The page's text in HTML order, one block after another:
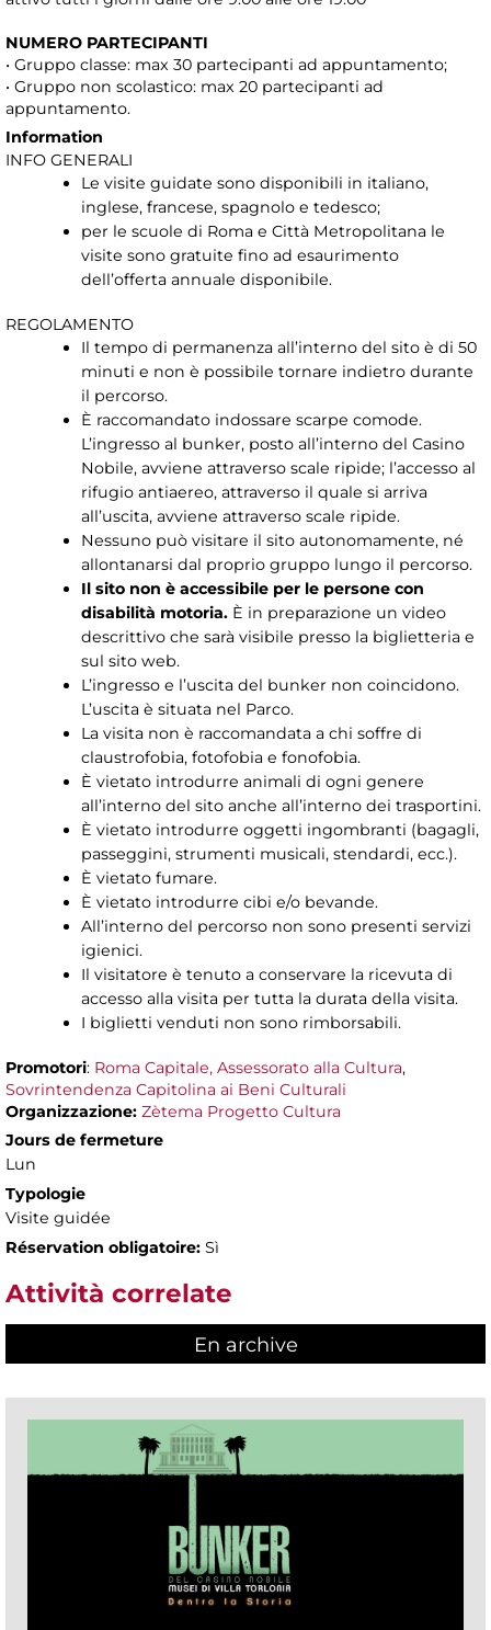
NUMERO PARTECIPANTI
• Gruppo classe: max 30 partecipanti ad appuntamento;
• Gruppo non scolastico: max 20 partecipanti ad
appuntamento.
Information
INFO GENERALI
Le visite guidate sono disponibili in italiano,
inglese, francese, spagnolo e tedesco;
per le scuole di Roma e Città Metropolitana le
visite sono gratuite fino ad esaurimento
dell’offerta annuale disponibile.
REGOLAMENTO
Il tempo di permanenza all’interno del sito è di 50
minuti e non è possibile tornare indietro durante
il percorso.
È raccomandato indossare scarpe comode.
L’ingresso al bunker, posto all’interno del Casino
Nobile, avviene attraverso scale ripide; l’accesso al
rifugio antiaereo, attraverso il quale si arriva
all’uscita, avviene attraverso scale ripide.
Nessuno può visitare il sito autonomamente, né
allontanarsi dal proprio gruppo lungo il percorso.
Il sito non è accessibile per le persone con
disabilità motoria.È in preparazione un video
descrittivo che sarà visibile presso la biglietteria e
sul sito web.
L’ingresso e l’uscita del bunker non coincidono.
L’uscita è situata nel Parco.
La visita non è raccomandata a chi soffre di
claustrofobia, fotofobia e fonofobia.
È vietato introdurre animali di ogni genere
all’interno del sito anche all’interno dei trasportini.
È vietato introdurre oggetti ingombranti (bagagli,
passeggini, strumenti musicali, stendardi, ecc.).
È vietato fumare.
È vietato introdurre cibi e/o bevande.
All’interno del percorso non sono presenti servizi
igienici.
Il visitatore è tenuto a conservare la ricevuta di
accesso alla visita per tutta la durata della visita.
I biglietti venduti non sono rimborsabili.
Promotori: Roma Capitale, Assessorato alla Cultura,
Sovrintendenza Capitolina ai Beni Culturali
Organizzazione: Zètema Progetto Cultura
Jours de fermeture
Lun
Typologie
Visite guidée
Réservation obligatoire: Sì
Attività correlate
En archive